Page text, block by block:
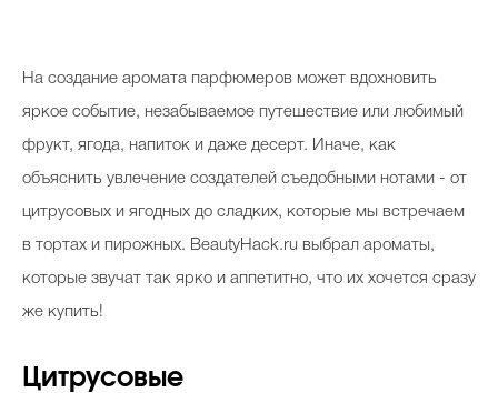
Папа может
Худеем правильно
Бьютихакер / Мама-хакер
Выбор косметолога
На создание аромата парфюмеров может вдохновить
яркое событие, незабываемое путешествие или любимый
фрукт, ягода, напиток и даже десерт. Иначе, как
объяснить увлечение создателей съедобными нотами - от
цитрусовых и ягодных до сладких, которые мы встречаем
в тортах и пирожных. BeautyHack.ru выбрал ароматы,
которые звучат так ярко и аппетитно, что их хочется сразу
же купить!
Цитрусовые